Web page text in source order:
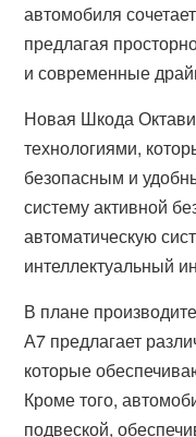
автомобиля
предлагая
и современные
Новая Шкода
технологиями,
безопасным и
систему активной
автоматическую
интеллектуальный
В плане
А7 предлагает
которые
Кроме того,
подвеской,